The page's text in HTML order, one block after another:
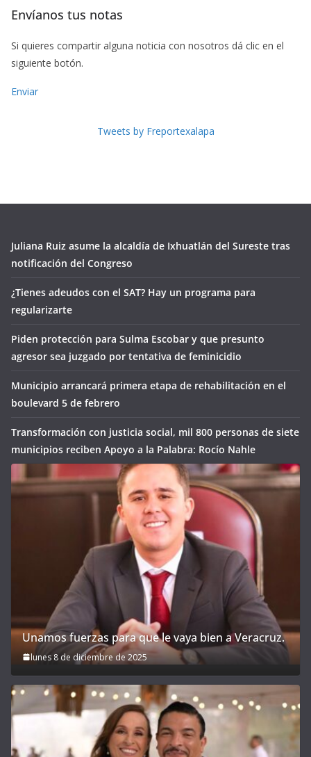
Envíanos tus notas
Si quieres compartir alguna noticia con nosotros dá clic en el
siguiente botón.
Enviar
Tweets by Freportexalapa
Juliana Ruiz asume la alcaldía de Ixhuatlán del Sureste tras
notificación del Congreso
¿Tienes adeudos con el SAT? Hay un programa para
regularizarte
Piden protección para Sulma Escobar y que presunto
agresor sea juzgado por tentativa de feminicidio
Municipio arrancará primera etapa de rehabilitación en el
boulevard 5 de febrero
Transformación con justicia social, mil 800 personas de siete
municipios reciben Apoyo a la Palabra: Rocío Nahle
Unamos fuerzas para que le vaya bien a Veracruz.
lunes 8 de diciembre de 2025